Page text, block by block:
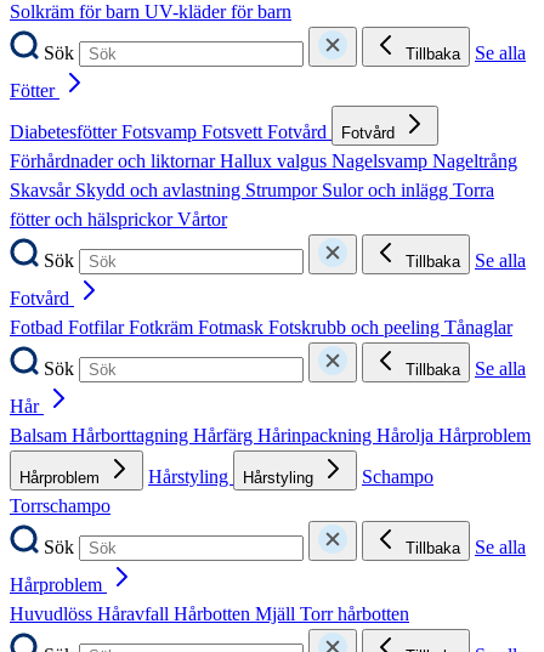
Solkräm för barn UV-kläder för barn
Sök
Tillbaka
Se alla
Fötter
DiabetesfötterFotsvamp FotsvettFotvård Fotvård
Förhårdnader och liktornarHallux valgus Nagelsvamp Nageltrång
Skavsår Skydd och avlastning Strumpor Sulor och inlägg Torra
fötter och hälsprickorVårtor
Sök
Tillbaka
Se alla
Fotvård
Fotbad FotfilarFotkräm Fotmask Fotskrubb och peeling Tånaglar
Sök
Tillbaka
Se alla
Hår
Balsam Hårborttagning Hårfärg Hårinpackning Hårolja Hårproblem
Hårproblem Hårstyling Hårstyling
Schampo
Torrschampo
Sök
Tillbaka
Se alla
Hårproblem
Huvudlöss Håravfall Hårbotten Mjäll Torr hårbotten